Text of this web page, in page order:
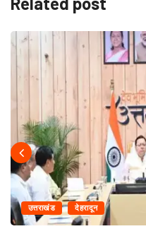
उत्तराखंड देहरादून